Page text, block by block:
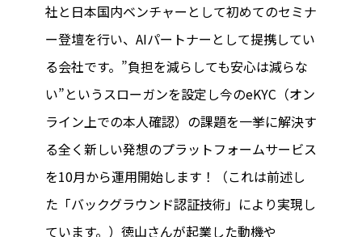
社と日本国内ベンチャーとして初めてのセミナ
ー登壇を行い、AIパートナーとして提携してい
る会社です。”負担を減らしても安心は減らな
い”というスローガンを設定し今のeKYC（オン
ライン上での本人確認）の課題を一挙に解決す
る全く新しい発想のプラットフォームサービス
を10月から運用開始します！（これは前述し
た「バックグラウンド認証技術」により実現し
ています。）徳山さんが起業した動機や